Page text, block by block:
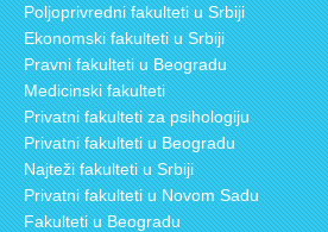
Poljoprivredni fakulteti u Srbiji
Ekonomski fakulteti u Srbiji
Pravni fakulteti u Beogradu
Medicinski fakulteti
Privatni fakulteti za psihologiju
Privatni fakulteti u Beogradu
Najteži fakulteti u Srbiji
Privatni fakulteti u Novom Sadu
Fakulteti u Beogradu